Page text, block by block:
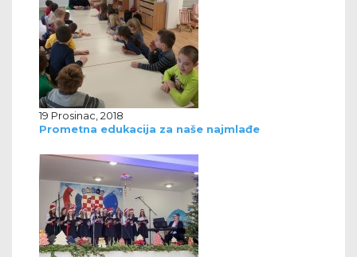
19 Prosinac, 2018
Prometna edukacija za naše najmlađe